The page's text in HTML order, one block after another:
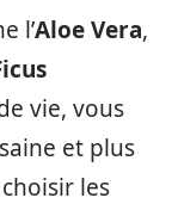
l’Aloe Vera,
vie, vous
et plus
les